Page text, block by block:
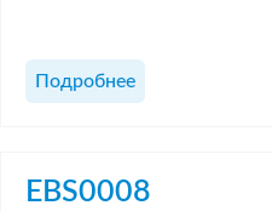
Подробнее
EBS0008